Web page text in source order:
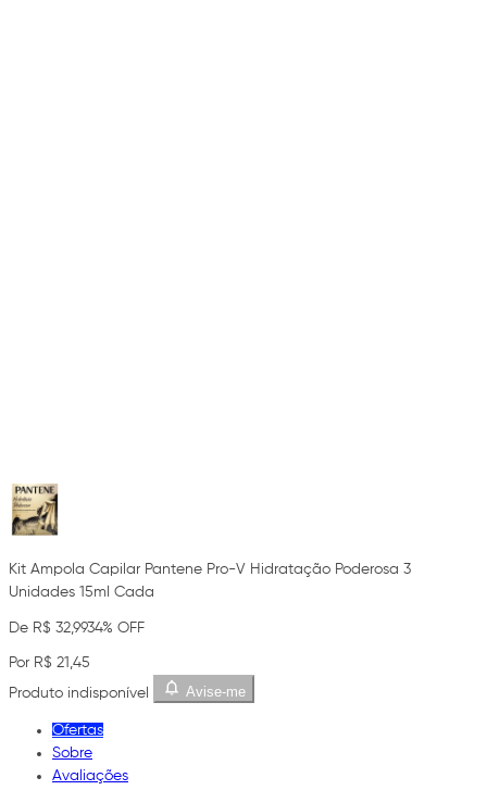
Kit Ampola Capilar Pantene Pro-V Hidratação Poderosa 3
Unidades 15ml Cada
De R$ 32,9934% OFF
Por R$ 21,45
Produto indisponível
Avise-me
Ofertas
Sobre
Avaliações